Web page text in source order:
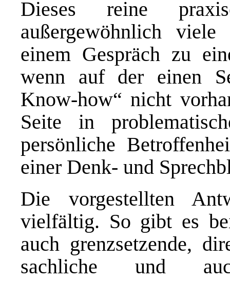
Dieses reine
außergewöhnlich
einem Gespräch zu
wenn auf der einen
Know-how“ nicht
Seite in
persönliche
einer Denk- und
Die vorgestellten
vielfältig. So gibt es
auch grenzsetzende,
sachliche und